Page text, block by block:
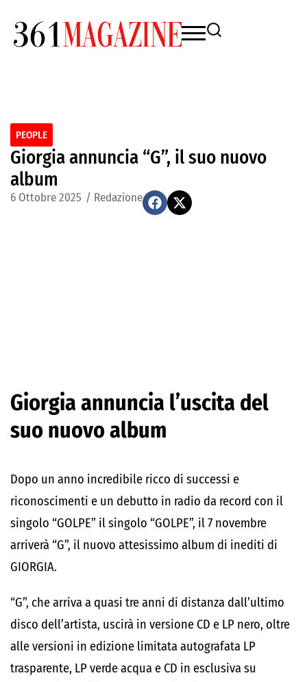
PEOPLE
Giorgia annuncia “G”, il suo nuovo
album
6 Ottobre 2025 / Redazione
Giorgia annuncia l’uscita del
suo nuovo album
Dopo un anno incredibile ricco di successi e
riconoscimenti e un debutto in radio da record con il
singolo “GOLPE” il singolo “GOLPE”, il 7 novembre
arriverà “G”, il nuovo attesissimo album di inediti di
GIORGIA.
“G”, che arriva a quasi tre anni di distanza dall’ultimo
disco dell’artista, uscirà in versione CD e LP nero, oltre
alle versioni in edizione limitata autografata LP
trasparente, LP verde acqua e CD in esclusiva su